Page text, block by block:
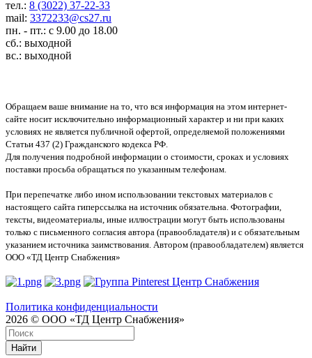
тел.: 8 (3022) 37-22-33
mail: 3372233@cs27.ru
пн. - пт.: с 9.00 до 18.00
сб.: выходной
вс.: выходной
Обращаем ваше внимание на то, что вся информация на этом интернет-
сайте носит исключительно информационный характер и ни при каких
условиях не является публичной офертой, определяемой положениями
Статьи 437 (2) Гражданского кодекса РФ.
Для получения подробной информации о стоимости, сроках и условиях
поставки просьба обращаться по указанным телефонам.
При перепечатке либо ином использовании текстовых материалов с
настоящего сайта гиперссылка на источник обязательна. Фотографии,
тексты, видеоматериалы, иные иллюстрации могут быть использованы
только с письменного согласия автора (правообладателя) и с обязательным
указанием источника заимствования. Автором (правообладателем) является
ООО «ТД Центр Снабжения»
Политика конфиденциальности
2026 © ООО «ТД Центр Снабжения»
Найти